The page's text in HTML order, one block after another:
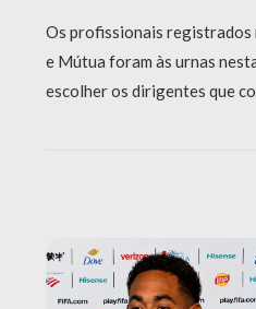
Os profissionais registrados
e Mútua foram às urnas
escolher os dirigentes que